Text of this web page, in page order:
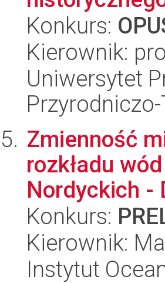
Konkurs:
Kierownik:
Uniwersytet
Zmienność
rozkładu
Nordyckich -
Konkurs:
Kierownik:
Instytut